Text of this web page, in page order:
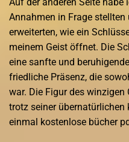
Annahmen in Frage
erweiterten, wie ein
meinem Geist öffnet. Die
eine sanfte und
friedliche Präsenz, die
war. Die Figur des
trotz seiner
einmal kostenlose bücher